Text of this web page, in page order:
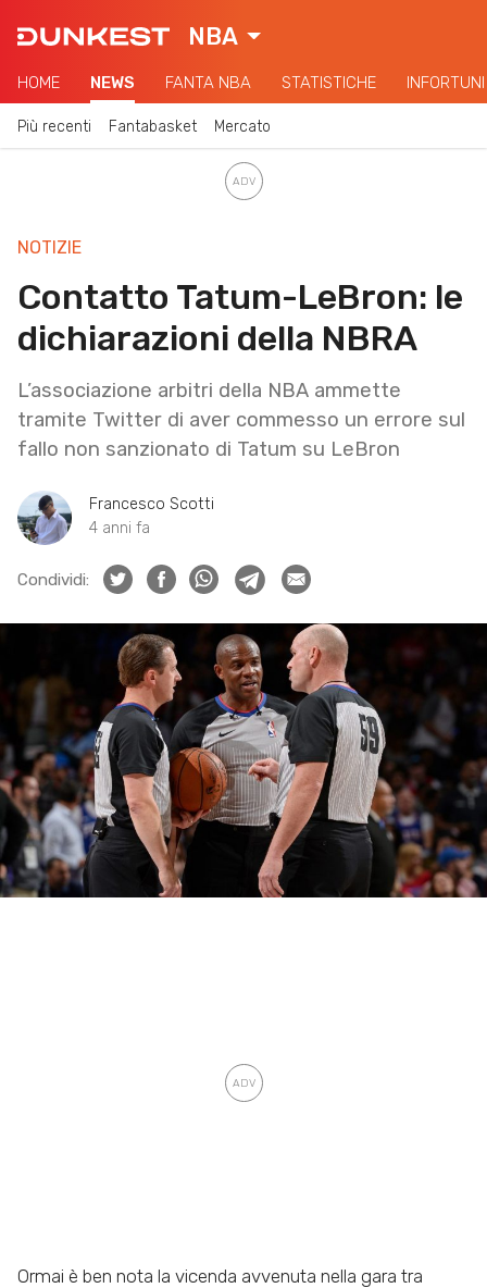
NBA
HOME NEWS FANTA NBA STATISTICHE INFORTUNI
Più recenti Fantabasket Mercato
NOTIZIE
Contatto Tatum-LeBron: le
dichiarazioni della NBRA
L’associazione arbitri della NBA ammette
tramite Twitter di aver commesso un errore sul
fallo non sanzionato di Tatum su LeBron
Francesco Scotti
4 anni fa
Condividi:
Ormai è ben nota la vicenda avvenuta nella gara tra